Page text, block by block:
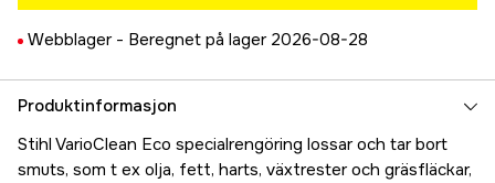
Webblager - Beregnet på lager 2026-08-28
Produktinformasjon
Stihl VarioClean Eco specialrengöring lossar och tar bort
smuts, som t ex olja, fett, harts, växtrester och gräsfläckar,